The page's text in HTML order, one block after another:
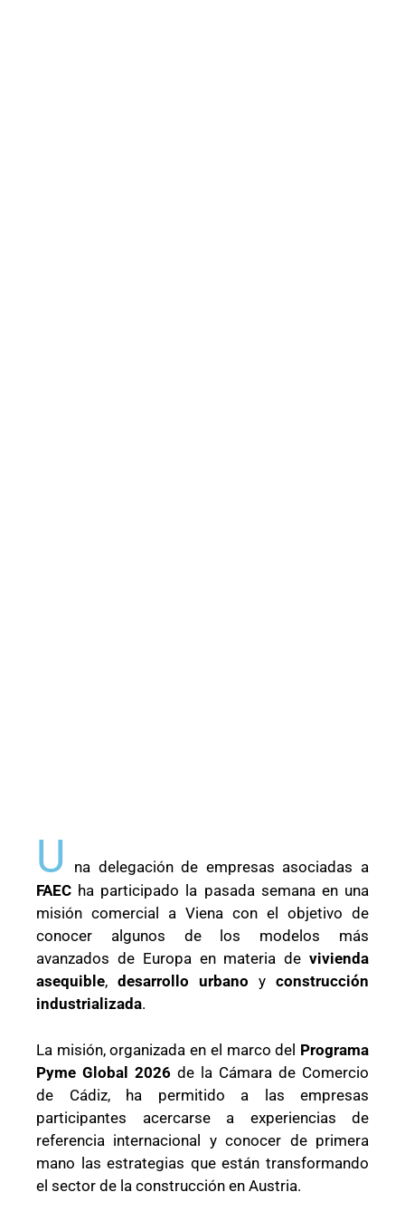
U
na delegación de empresas asociadas a
FAEC ha participado la pasada semana en una
misión comercial a Viena con el objetivo de
conocer algunos de los modelos más
avanzados de Europa en materia de vivienda
asequible, desarrollo urbano y construcción
industrializada.
La misión, organizada en el marco del Programa
Pyme Global 2026 de la Cámara de Comercio
de Cádiz, ha permitido a las empresas
participantes acercarse a experiencias de
referencia internacional y conocer de primera
mano las estrategias que están transformando
el sector de la construcción en Austria.